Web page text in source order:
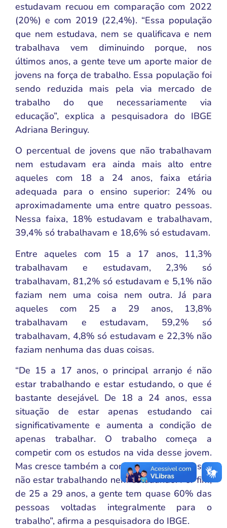
estudavam recuou em comparação com 2022
(20%) e com 2019 (22,4%). “Essa população
que nem estudava, nem se qualificava e nem
trabalhava vem diminuindo porque, nos
últimos anos, a gente teve um aporte maior de
jovens na força de trabalho. Essa população foi
sendo reduzida mais pela via mercado de
trabalho do que necessariamente via
educação”, explica a pesquisadora do IBGE
Adriana Beringuy.
O percentual de jovens que não trabalhavam
nem estudavam era ainda mais alto entre
aqueles com 18 a 24 anos, faixa etária
adequada para o ensino superior: 24% ou
aproximadamente uma entre quatro pessoas.
Nessa faixa, 18% estudavam e trabalhavam,
39,4% só trabalhavam e 18,6% só estudavam.
Entre aqueles com 15 a 17 anos, 11,3%
trabalhavam e estudavam, 2,3% só
trabalhavam, 81,2% só estudavam e 5,1% não
faziam nem uma coisa nem outra. Já para
aqueles com 25 a 29 anos, 13,8%
trabalhavam e estudavam, 59,2% só
trabalhavam, 4,8% só estudavam e 22,3% não
faziam nenhuma das duas coisas.
“De 15 a 17 anos, o principal arranjo é não
estar trabalhando e estar estudando, o que é
bastante desejável. De 18 a 24 anos, essa
situação de estar apenas estudando cai
significativamente e aumenta a condição de
apenas trabalhar. O trabalho começa a
competir com os estudos na vida desse jovem.
Mas cresce também a condição de uma pessoa
não estar trabalhando nem estudando. Por fim,
de 25 a 29 anos, a gente tem quase 60% das
pessoas voltadas integralmente para o
trabalho”, afirma a pesquisadora do IBGE.